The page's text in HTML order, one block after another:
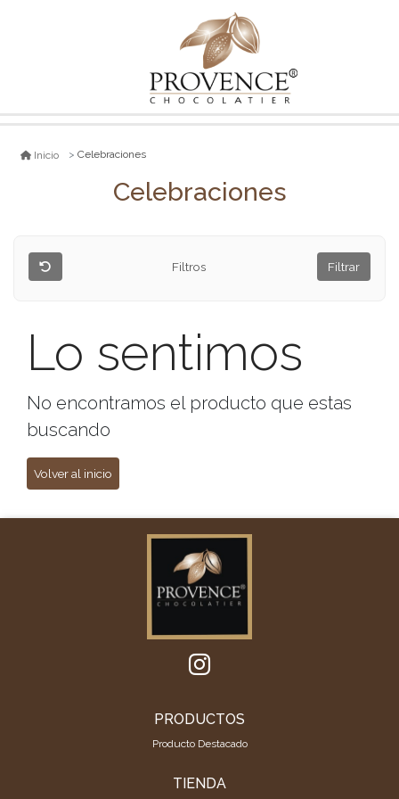
Inicio Celebraciones
Celebraciones
Filtros Filtrar
Lo sentimos
No encontramos el producto que estas
buscando
Volver al inicio
PRODUCTOS
Producto Destacado
TIENDA